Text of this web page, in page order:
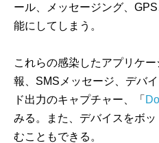
ール、メッセージング、
能にしてしまう。
これらの感染したアプリケ
報、SMSメッセージ、デバ
ド出力のキャプチャー、「
みる。また、デバイスをボ
むこともできる。